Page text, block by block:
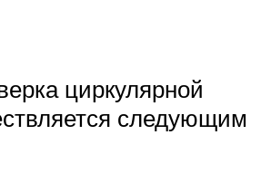
циркулярной
следующим